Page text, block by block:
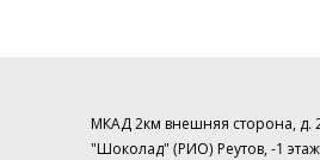
МКАД 2км внешняя сторона, д.
"Шоколад" (РИО) Реутов, -1